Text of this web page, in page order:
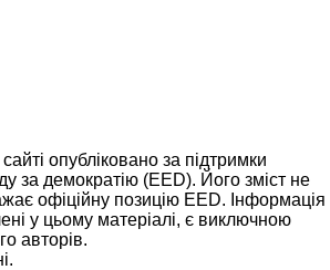
опубліковано за підтримки
за демократію (EED). Його зміст не
офіційну позицію EED. Інформація
у цьому матеріалі, є виключною
авторів.